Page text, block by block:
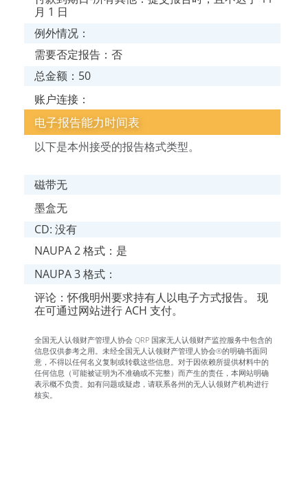
月 1 日
例外情况：
需要否定报告：否
总金额：50
账户连接：
电子报告能力时间表
以下是本州接受的报告格式类型。
磁带无
墨盒无
CD: 没有
NAUPA 2 格式：是
NAUPA 3 格式：
评论：怀俄明州要求持有人以电子方式报告。 现
在可通过网站进行 ACH 支付。
全国无人认领财产管理人协会 QRP 国家无人认领财产监控服务中包含的
信息仅供参考之用。未经全国无人认领财产管理人协会®的明确书面同
意，不得以任何名义复制或转载这些信息。对于因依赖所提供材料中的
任何信息（可能被证明为不准确或不完整）而产生的责任，本网站明确
表示概不负责。如有问题或疑虑，请联系各州的无人认领财产机构进行
核实。